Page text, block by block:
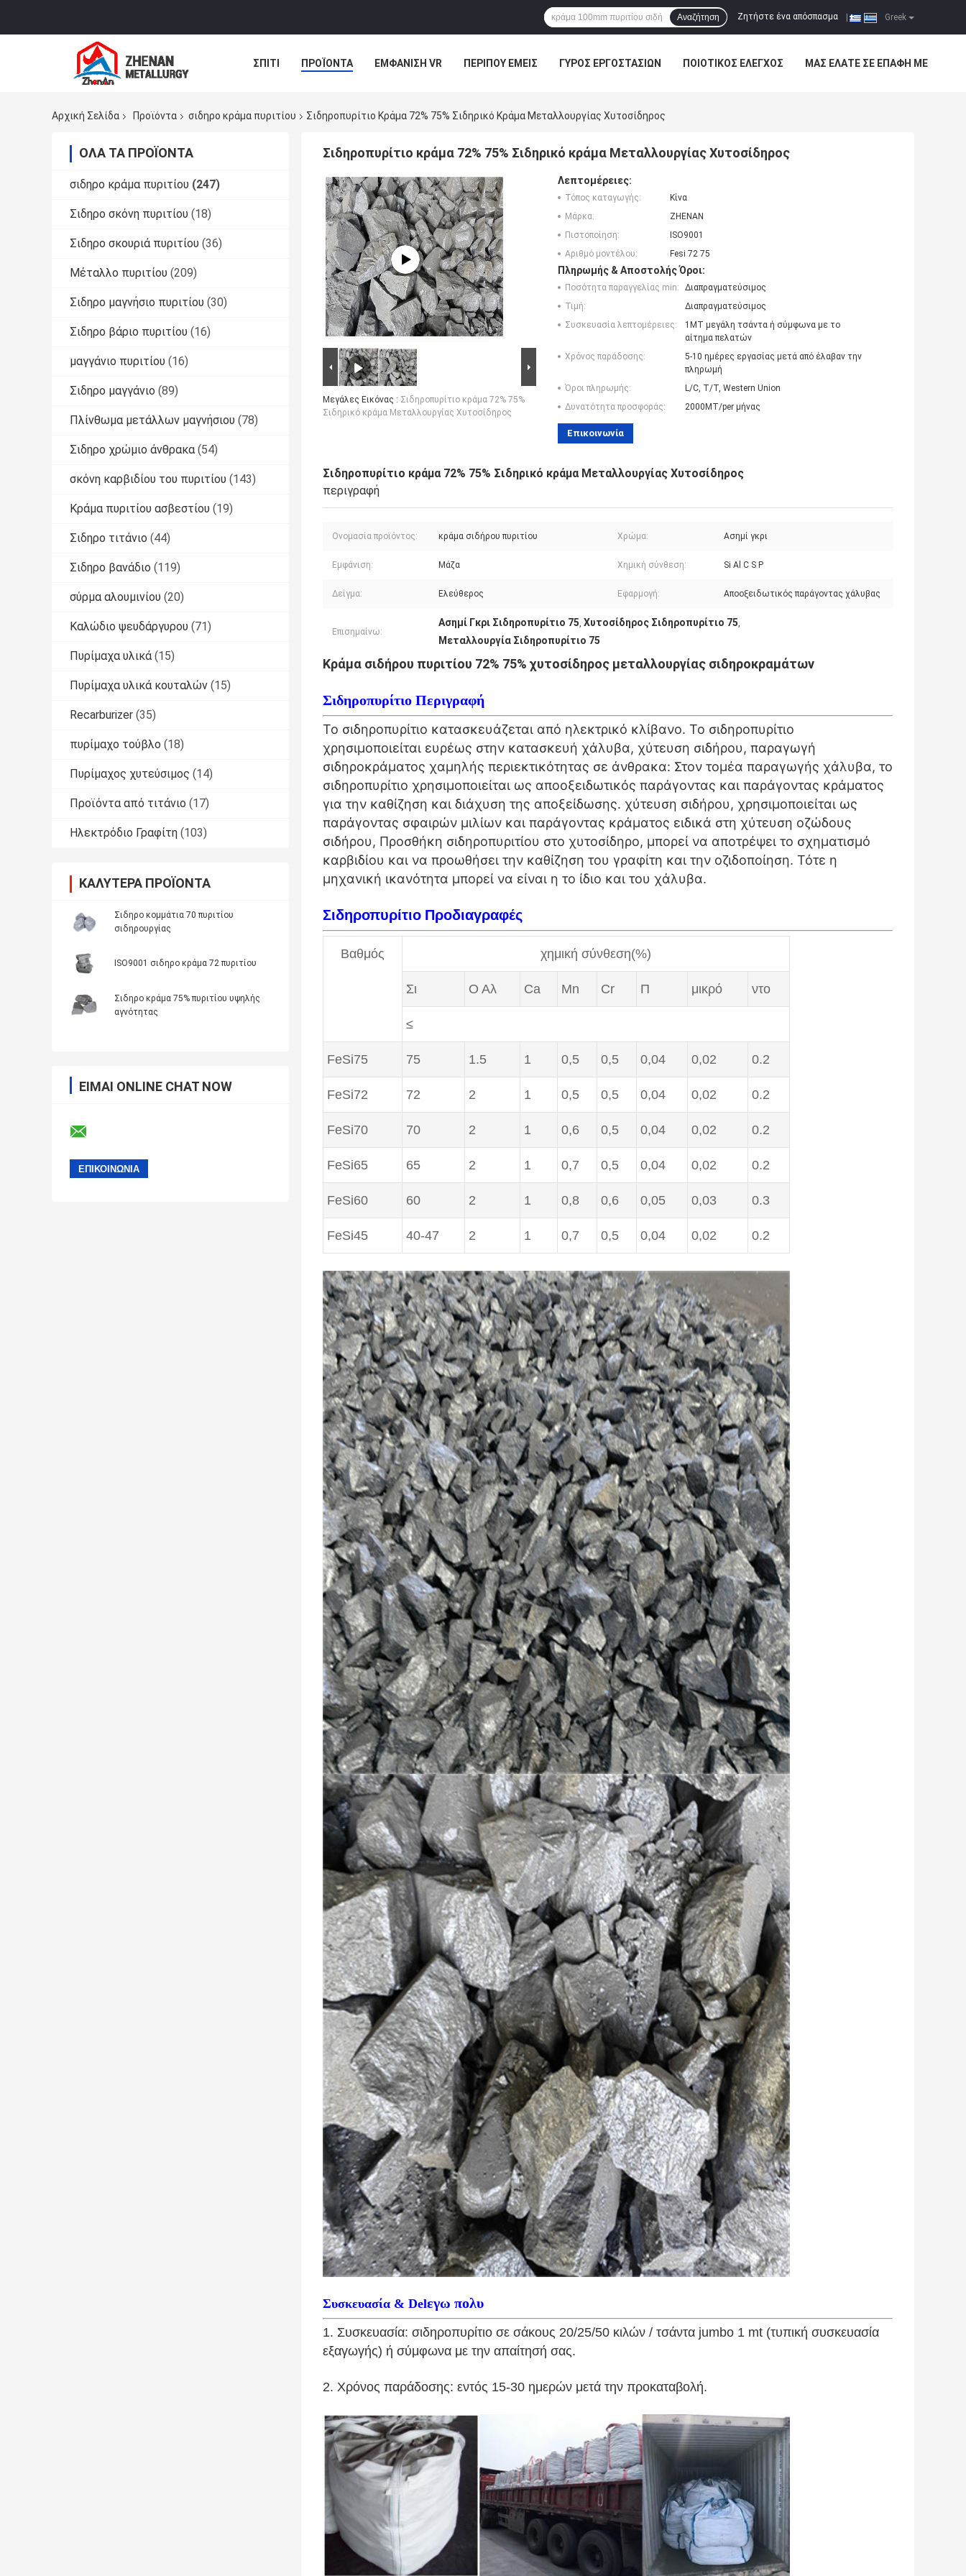
Greek
Ζητήστε ένα απόσπασμα
Αναζήτηση
ΣΠΊΤΙ ΠΡΟΪΌΝΤΑ ΕΜΦΆΝΙΣΗ VR ΠΕΡΊΠΟΥ ΕΜΕΊΣ ΓΎΡΟΣ ΕΡΓΟΣΤΑΣΊΩΝ ΠΟΙΟΤΙΚΌΣ ΈΛΕΓΧΟΣ ΜΑΣ ΕΛΆΤΕ ΣΕ ΕΠΑΦΉ ΜΕ
Αρχική Σελίδα
Προϊόντα σιδηρο κράμα πυριτίου Σιδηροπυρίτιο Κράμα 72% 75% Σιδηρικό Κράμα Μεταλλουργίας Χυτοσίδηρος
ΌΛΑ ΤΑ ΠΡΟΪΌΝΤΑ
σιδηρο κράμα πυριτίου (247)
Σιδηρο σκόνη πυριτίου (18)
Σιδηρο σκουριά πυριτίου (36)
Μέταλλο πυριτίου (209)
Σιδηρο μαγνήσιο πυριτίου (30)
Σιδηρο βάριο πυριτίου (16)
μαγγάνιο πυριτίου (16)
Σιδηρο μαγγάνιο (89)
Πλίνθωμα μετάλλων μαγνήσιου (78)
Σιδηρο χρώμιο άνθρακα (54)
σκόνη καρβιδίου του πυριτίου (143)
Κράμα πυριτίου ασβεστίου (19)
Σιδηρο τιτάνιο (44)
Σιδηρο βανάδιο (119)
σύρμα αλουμινίου (20)
Καλώδιο ψευδάργυρου (71)
Πυρίμαχα υλικά (15)
Πυρίμαχα υλικά κουταλών (15)
Recarburizer (35)
πυρίμαχο τούβλο (18)
Πυρίμαχος χυτεύσιμος (14)
Προϊόντα από τιτάνιο (17)
Ηλεκτρόδιο Γραφίτη (103)
ΚΑΛΎΤΕΡΑ ΠΡΟΪΌΝΤΑ
Σιδηρο κομμάτια 70 πυριτίου
σιδηρουργίας
ISO9001 σιδηρο κράμα 72 πυριτίου
Σιδηρο κράμα 75% πυριτίου υψηλής
αγνότητας
ΕΊΜΑΙ ONLINE CHAT NOW
Σιδηροπυρίτιο κράμα 72% 75% Σιδηρικό κράμα Μεταλλουργίας Χυτοσίδηρος
Μεγάλες Εικόνας : Σιδηροπυρίτιο κράμα 72% 75%
Σιδηρικό κράμα Μεταλλουργίας Χυτοσίδηρος
Λεπτομέρειες:
Τόπος καταγωγής:
Κίνα
Μάρκα:
ZHENAN
Πιστοποίηση:
ISO9001
Αριθμό μοντέλου:
Fesi 72 75
Πληρωμής & Αποστολής Όροι:
Ποσότητα παραγγελίας min:
Διαπραγματεύσιμος
Τιμή:
Διαπραγματεύσιμος
Συσκευασία λεπτομέρειες:
1MT μεγάλη τσάντα ή σύμφωνα με το
αίτημα πελατών
Χρόνος παράδοσης:
5-10 ημέρες εργασίας μετά από έλαβαν την
πληρωμή
Όροι πληρωμής:
L/C, T/T, Western Union
Δυνατότητα προσφοράς:
2000MT/per μήνας
Επικοινωνία
Σιδηροπυρίτιο κράμα 72% 75% Σιδηρικό κράμα Μεταλλουργίας Χυτοσίδηρος
περιγραφή
Ονομασία προϊόντος: κράμα σιδήρου πυριτίου Χρώμα: Ασημί γκρι
Εμφάνιση: Μάζα Χημική σύνθεση: Si Al C S P
Δείγμα: Ελεύθερος Εφαρμογή: Αποοξειδωτικός παράγοντας χάλυβας
Επισημαίνω:
Ασημί Γκρι Σιδηροπυρίτιο 75, Χυτοσίδηρος Σιδηροπυρίτιο 75,
Μεταλλουργία Σιδηροπυρίτιο 75
Κράμα σιδήρου πυριτίου 72% 75% χυτοσίδηρος μεταλλουργίας σιδηροκραμάτων
Σιδηροπυρίτιο Περιγραφή
Το σιδηροπυρίτιο κατασκευάζεται από ηλεκτρικό κλίβανο. Το σιδηροπυρίτιο
χρησιμοποιείται ευρέως στην κατασκευή χάλυβα, χύτευση σιδήρου, παραγωγή
σιδηροκράματος χαμηλής περιεκτικότητας σε άνθρακα: Στον τομέα παραγωγής χάλυβα, το
σιδηροπυρίτιο χρησιμοποιείται ως αποοξειδωτικός παράγοντας και παράγοντας κράματος
για την καθίζηση και διάχυση της αποξείδωσης. χύτευση σιδήρου, χρησιμοποιείται ως
παράγοντας σφαιρών μιλίων και παράγοντας κράματος ειδικά στη χύτευση οζώδους
σιδήρου, Προσθήκη σιδηροπυριτίου στο χυτοσίδηρο, μπορεί να αποτρέψει το σχηματισμό
καρβιδίου και να προωθήσει την καθίζηση του γραφίτη και την οζιδοποίηση. Τότε η
μηχανική ικανότητα μπορεί να είναι η το ίδιο και του χάλυβα.
Σιδηροπυρίτιο Προδιαγραφές
Βαθμός χημική σύνθεση(%)
Σι Ο Αλ Ca Mn Cr Π μικρό ντο
≤
FeSi75 75 1.5 1 0,5 0,5 0,04 0,02 0.2
FeSi72 72 2 1 0,5 0,5 0,04 0,02 0.2
FeSi70 70 2 1 0,6 0,5 0,04 0,02 0.2
FeSi65 65 2 1 0,7 0,5 0,04 0,02 0.2
FeSi60 60 2 1 0,8 0,6 0,05 0,03 0.3
FeSi45 40-47 2 1 0,7 0,5 0,04 0,02 0.2
Συσκευασία & Delεγω πολυ
1. Συσκευασία: σιδηροπυρίτιο σε σάκους 20/25/50 κιλών / τσάντα jumbo 1 mt (τυπική συσκευασία
εξαγωγής) ή σύμφωνα με την απαίτησή σας.
2. Χρόνος παράδοσης: εντός 15-30 ημερών μετά την προκαταβολή.